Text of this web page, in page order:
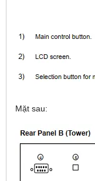
Mặt sau: